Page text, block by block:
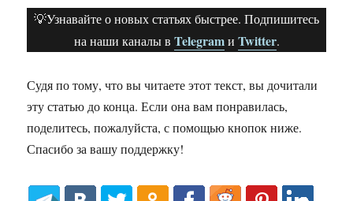
💡Узнавайте о новых статьях быстрее. Подпишитесь
на наши каналы в Telegramи Twitter.
Судя по тому, что вы читаете этот текст, вы дочитали
эту статью до конца. Если она вам понравилась,
поделитесь, пожалуйста, с помощью кнопок ниже.
Спасибо за вашу поддержку!